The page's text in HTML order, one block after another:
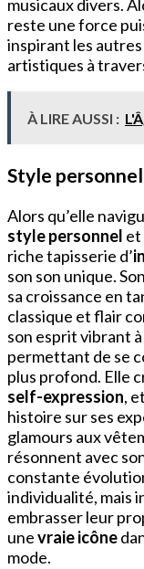
musicaux divers.
reste une force
inspirant les
artistiques à
À LIRE AUSSI :
Style
Alors qu’elle
style personnel et
riche tapisserie d’
son son unique.
sa croissance en
classique et flair
son esprit vibrant
permettant de se
plus profond. Elle
self-expression,
histoire sur ses
glamours aux
résonnent avec
constante
individualité, mais
embrasser leur
unevraie icône
mode.